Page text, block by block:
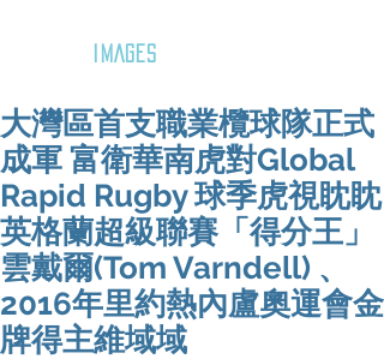
IMAGES
大灣區首支職業欖球隊正式
成軍 富衛華南虎對Global
Rapid Rugby 球季虎視眈眈
英格蘭超級聯賽「得分王」
雲戴爾(Tom Varndell) 、
2016年里約熱內盧奧運會金
牌得主維域域